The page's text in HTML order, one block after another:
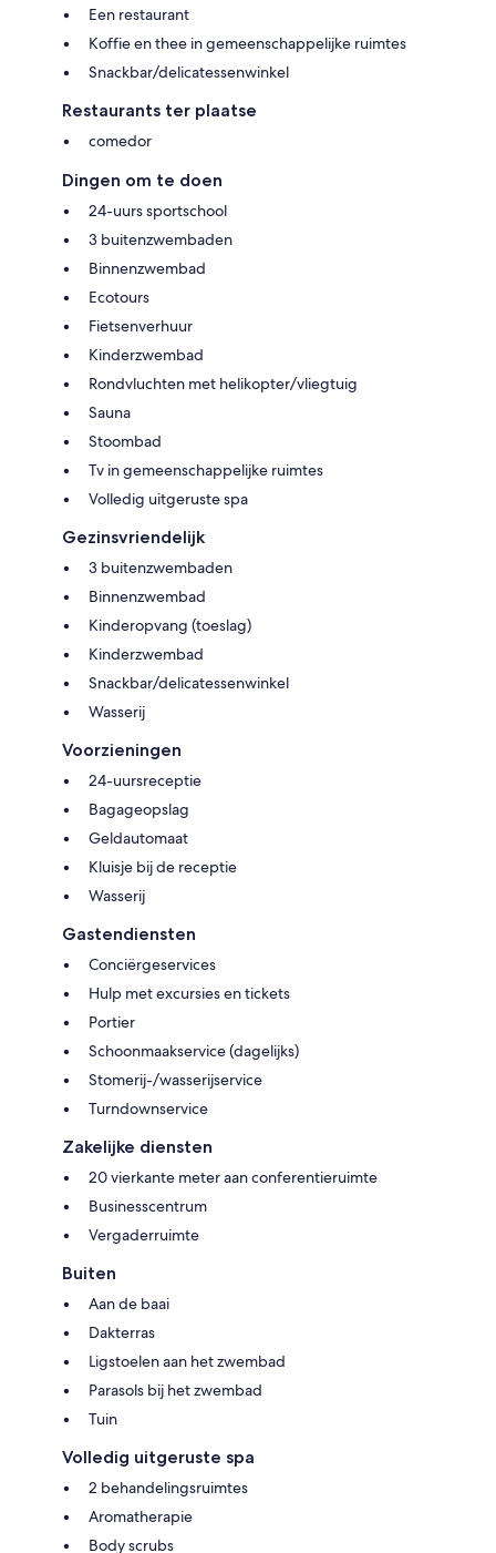
Een restaurant
Koffie en thee in gemeenschappelijke ruimtes
Snackbar/delicatessenwinkel
Restaurants ter plaatse
comedor
Dingen om te doen
24-uurs sportschool
3 buitenzwembaden
Binnenzwembad
Ecotours
Fietsenverhuur
Kinderzwembad
Rondvluchten met helikopter/vliegtuig
Sauna
Stoombad
Tv in gemeenschappelijke ruimtes
Volledig uitgeruste spa
Gezinsvriendelijk
3 buitenzwembaden
Binnenzwembad
Kinderopvang (toeslag)
Kinderzwembad
Snackbar/delicatessenwinkel
Wasserij
Voorzieningen
24-uursreceptie
Bagageopslag
Geldautomaat
Kluisje bij de receptie
Wasserij
Gastendiensten
Conciërgeservices
Hulp met excursies en tickets
Portier
Schoonmaakservice (dagelijks)
Stomerij-/wasserijservice
Turndownservice
Zakelijke diensten
20 vierkante meter aan conferentieruimte
Businesscentrum
Vergaderruimte
Buiten
Aan de baai
Dakterras
Ligstoelen aan het zwembad
Parasols bij het zwembad
Tuin
Volledig uitgeruste spa
2 behandelingsruimtes
Aromatherapie
Body scrubs